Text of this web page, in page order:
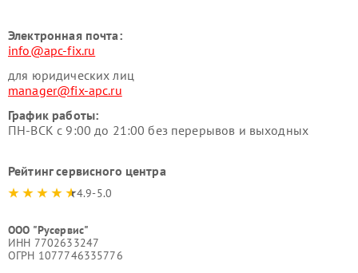
Электронная почта:
info@apc-fix.ru
для юридических лиц
manager@fix-apc.ru
График работы:
ПН-ВСК с 9:00 до 21:00 без перерывов и выходных
Рейтинг сервисного центра
4.9-5.0
ООО "Русервис"
ИНН 7702633247
ОГРН 1077746335776